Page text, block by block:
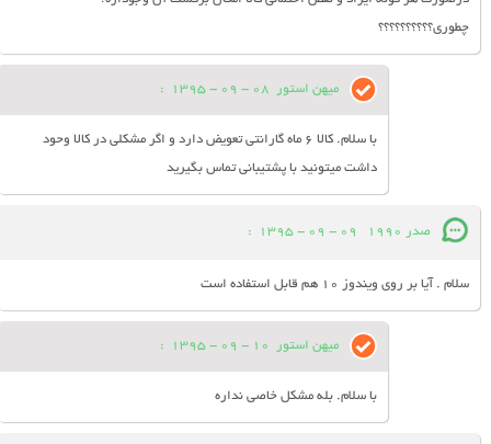
چطوری؟؟؟؟؟؟؟؟؟؟
میهن استور 08 - 09 - 1395
:
با سلام. کالا 6 ماه گارانتی تعویض دارد و اگر مشکلی در کالا وحود
داشت میتونید با پشتیبانی تماس بگیرید
صدر 1990 09 - 09 - 1395
:
سلام . آیا بر روی ویندوز 10 هم قابل استفاده است
میهن استور 10 - 09 - 1395
:
با سلام. بله مشکل خاصی نداره